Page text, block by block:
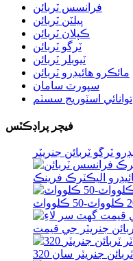
فرانسس ٽربائن
پيلٽن ٽربائن
ڪپلان ٽربائن
ٽرگو ٽربائن
ٽيوبلر ٽربائن
مائڪرو هائيڊرو ٽربائن
سپورٽ سامان
توانائي اسٽوريج سسٽم
فيچر پراڊڪٽس